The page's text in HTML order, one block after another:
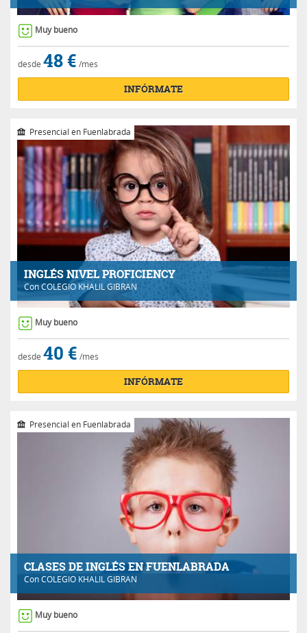
Muy bueno
desde 48 € /mes
INFÓRMATE
INGLÉS NIVEL PROFICIENCY
ConCOLEGIO KHALIL GIBRAN
Presencial en Fuenlabrada
Muy bueno
desde 40 € /mes
INFÓRMATE
CLASES DE INGLÉS EN FUENLABRADA
ConCOLEGIO KHALIL GIBRAN
Presencial en Fuenlabrada
Muy bueno